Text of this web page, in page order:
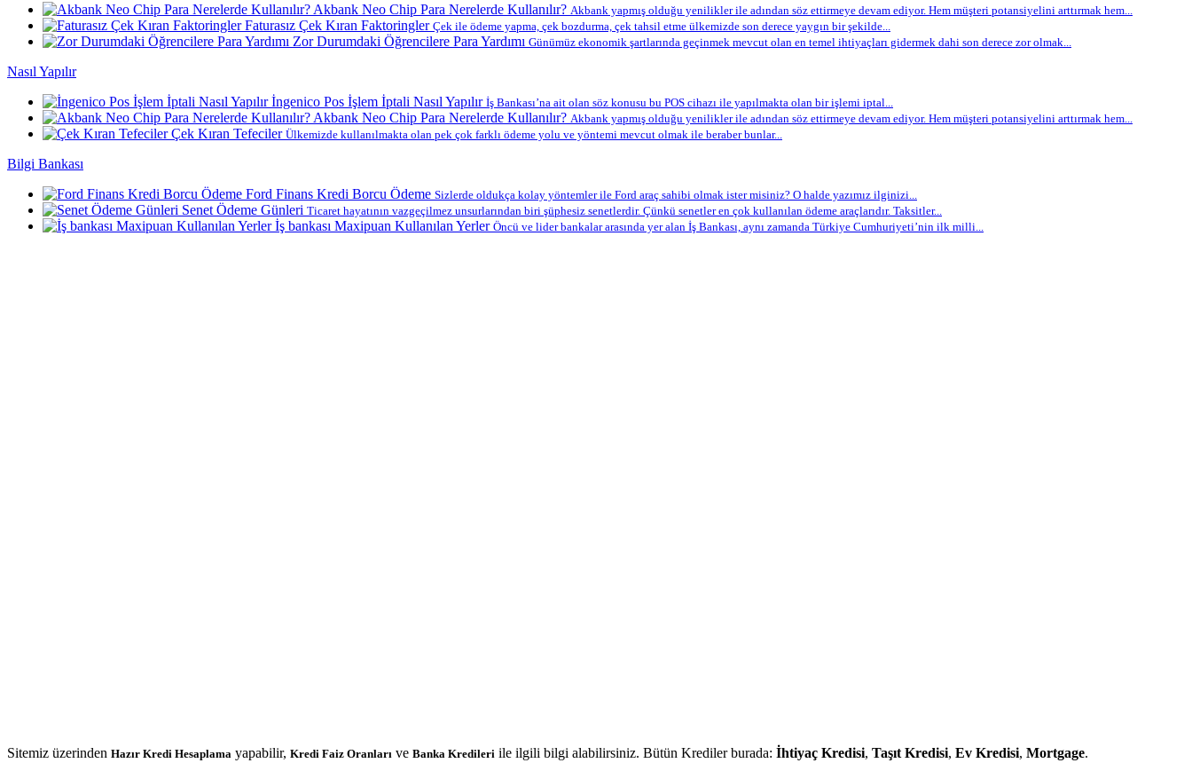
Akbank Neo Chip Para Nerelerde Kullanılır? Akbank yapmış olduğu yenilikler ile adından söz ettirmeye devam ediyor. Hem müşteri potansiyelini arttırmak hem...
Faturasız Çek Kıran Faktoringler Çek ile ödeme yapma, çek bozdurma, çek tahsil etme ülkemizde son derece yaygın bir şekilde...
Zor Durumdaki Öğrencilere Para Yardımı Günümüz ekonomik şartlarında geçinmek mevcut olan en temel ihtiyaçları gidermek dahi son derece zor olmak...
Nasıl Yapılır
İngenico Pos İşlem İptali Nasıl Yapılır İş Bankası’na ait olan söz konusu bu POS cihazı ile yapılmakta olan bir işlemi iptal...
Akbank Neo Chip Para Nerelerde Kullanılır? Akbank yapmış olduğu yenilikler ile adından söz ettirmeye devam ediyor. Hem müşteri potansiyelini arttırmak hem...
Çek Kıran Tefeciler Ülkemizde kullanılmakta olan pek çok farklı ödeme yolu ve yöntemi mevcut olmak ile beraber bunlar...
Bilgi Bankası
Ford Finans Kredi Borcu Ödeme Sizlerde oldukça kolay yöntemler ile Ford araç sahibi olmak ister misiniz? O halde yazımız ilginizi...
Senet Ödeme Günleri Ticaret hayatının vazgeçilmez unsurlarından biri şüphesiz senetlerdir. Çünkü senetler en çok kullanılan ödeme araçlarıdır. Taksitler...
İş bankası Maxipuan Kullanılan Yerler Öncü ve lider bankalar arasında yer alan İş Bankası, aynı zamanda Türkiye Cumhuriyeti’nin ilk milli...
Sitemiz üzerinden Hazır Kredi Hesaplama yapabilir, Kredi Faiz Oranları ve Banka Kredileri ile ilgili bilgi alabilirsiniz. Bütün Krediler burada: İhtiyaç Kredisi, Taşıt Kredisi, Ev Kredisi, Mortgage.